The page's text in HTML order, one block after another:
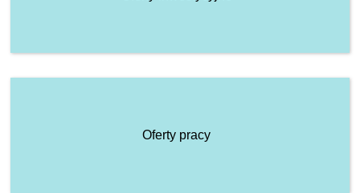
Oferty pracy